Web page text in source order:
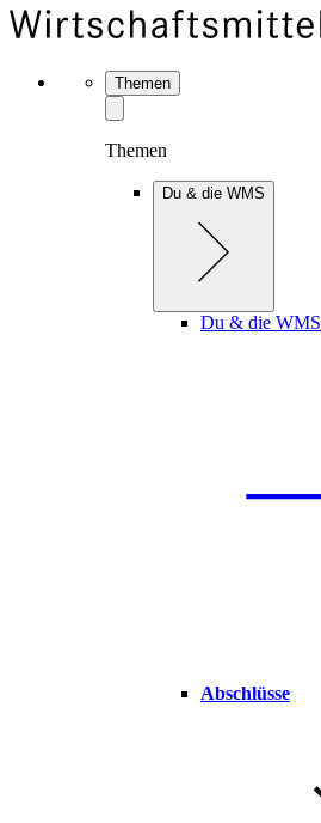
Themen
Themen
Du & die WMS
Du & die WMS
Abschlüsse